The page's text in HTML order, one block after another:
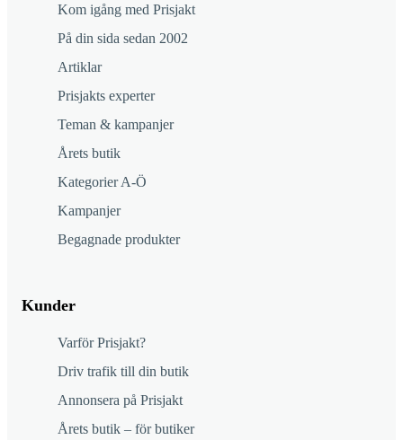
Kom igång med Prisjakt
På din sida sedan 2002
Artiklar
Prisjakts experter
Teman & kampanjer
Årets butik
Kategorier A-Ö
Kampanjer
Begagnade produkter
Kunder
Varför Prisjakt?
Driv trafik till din butik
Annonsera på Prisjakt
Årets butik – för butiker